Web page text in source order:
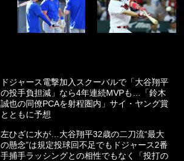
ドジャース電撃加入スクーバルで「大谷翔平
の投手負担減」なら4年連続MVPも…「鈴木
誠也の同僚PCAを射程圏内」サイ・ヤング賞
とともに予想
左ひざに水が…大谷翔平32歳の二刀流“最大
の懸念”は規定投球回不足でもドジャース2番
手捕手ラッシングとの相性でもなく「投打の